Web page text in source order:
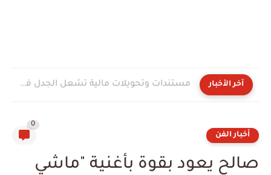
آخر الأخبار مستندات وتحويلات مالية تشعل الجدل فى مغاغة.. مطالبات بالتحقيق فى...
أخبار الفن
0
صالح يعود بقوة بأغنية "ماشي